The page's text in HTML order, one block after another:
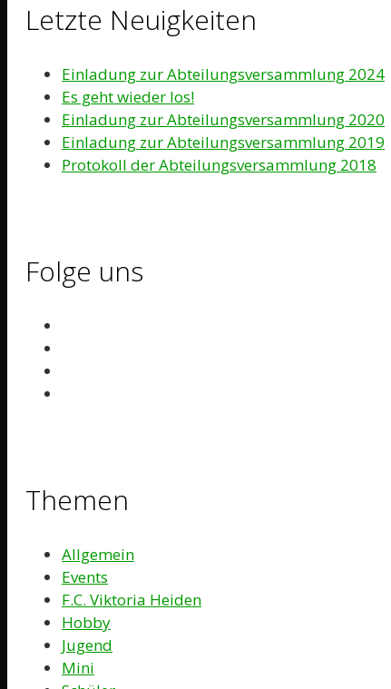
Letzte Neuigkeiten
Einladung zur Abteilungsversammlung 2024
Es geht wieder los!
Einladung zur Abteilungsversammlung 2020
Einladung zur Abteilungsversammlung 2019
Protokoll der Abteilungsversammlung 2018
Folge uns
Themen
Allgemein
Events
F.C. Viktoria Heiden
Hobby
Jugend
Mini